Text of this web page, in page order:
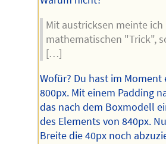
Mit austricksen meinte ich
mathematischen "Trick",
[…]
Wofür? Du hast im
800px. Mit einem Padding
das nach dem Boxmodell
des Elements von 840px.
Breite die 40px noch